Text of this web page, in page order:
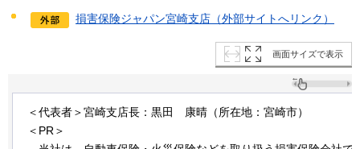
損害保険ジャパン宮崎支店（外部サイトへリンク）
画面サイズで表示
＜代表者＞宮崎支店長：黒田 康晴（所在地：宮崎市）
＜PR＞